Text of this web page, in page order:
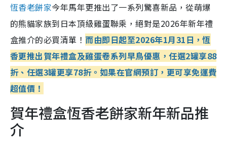
恆香老餅家今年馬年更推出了一系列驚喜新品，從萌爆
的熊貓家族到日本頂級雞蛋聯乘，絕對是2026年新年禮
盒推介的必買清單！ 而由即日起至2026年1月31日，恆
香更推出賀年禮盒及雞蛋卷系列早鳥優惠，任選2罐享88
折、任選3罐更享78折。如果在官網預訂，更可享免運費
超值價！
賀年禮盒恆香老餅家新年新品推
介